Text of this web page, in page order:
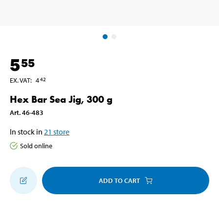
555
EX. VAT: 442
Hex Bar Sea Jig, 300 g
Art.46-483
In stock in 21 store
Sold online
ADD TO CART